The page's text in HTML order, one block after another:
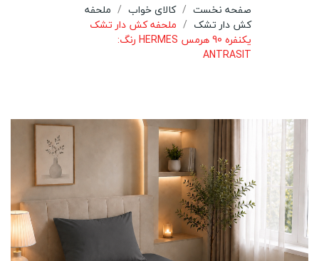
صفحه نخست کالای خواب
ملحفه
کش دار تشک
ملحفه کش دار تشک
یکنفره 90 هرمس HERMES رنگ:
ANTRASIT